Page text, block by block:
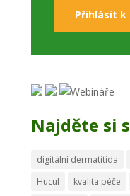
Najděte si
digitální dermatitida
Hucul
kvalita péče